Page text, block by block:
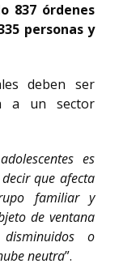
837 órdenes
personas y
deben ser
a un sector
es
que afecta
familiar y
de ventana
o
neutra”.